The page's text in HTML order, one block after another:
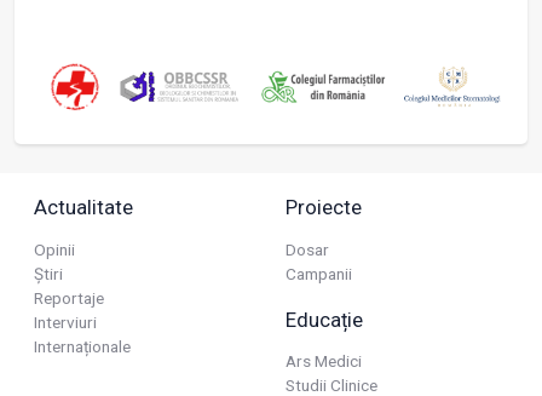
Actualitate
Opinii
Știri
Reportaje
Interviuri
Internaționale
Proiecte
Dosar
Campanii
Educație
Ars Medici
Studii Clinice